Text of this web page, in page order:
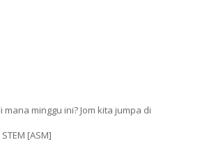
mana minggu ini? Jom kita jumpa di
[ASM]